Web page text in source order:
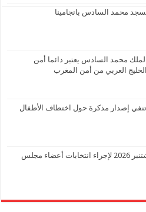
محمد السادس بانجامينا
محمد السادس يعتبر دائما أمن
العربي من أمن المغرب
تنفي إصدار مذكرة حول اختطاف الأطفال
تحديد يوم 23 شتنبر 2026 لإجراء انتخابات أعضاء مجلس